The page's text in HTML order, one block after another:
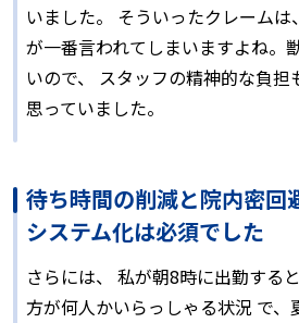
いました。 そういったクレーム
が一番言われてしまいますよね。
いので、 スタッフの精神的な負担
思っていました。
待ち時間の削減と院内密回
システム化は必須でした
さらには、 私が朝8時に出勤する
方が何人かいらっしゃる状況 で、